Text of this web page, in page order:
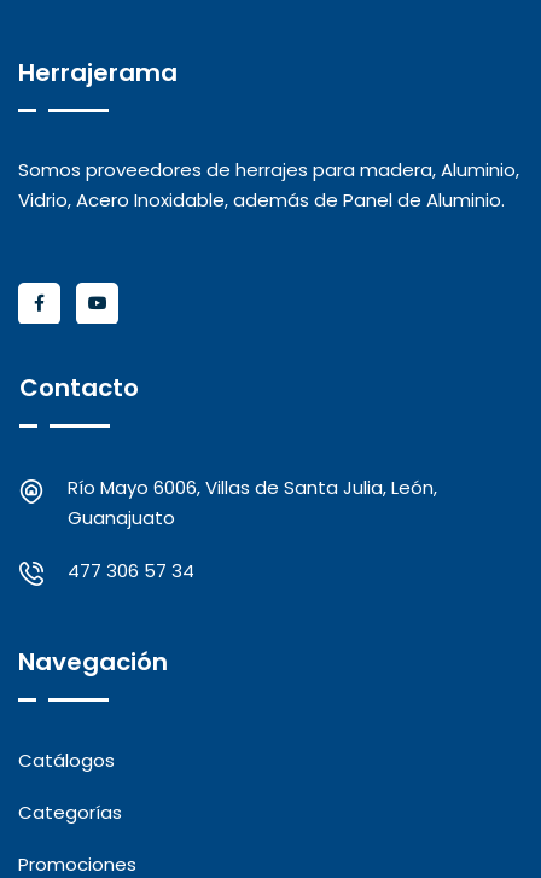
Herrajerama
Somos proveedores de herrajes para madera, Aluminio,
Vidrio, Acero Inoxidable, además de Panel de Aluminio.
Contacto
Río Mayo 6006, Villas de Santa Julia, León,
Guanajuato
477 306 57 34
Navegación
Catálogos
Categorías
Promociones